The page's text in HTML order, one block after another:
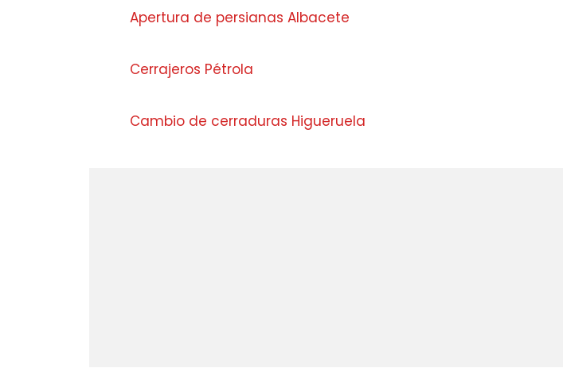
Apertura de persianas Albacete
Cerrajeros Pétrola
Cambio de cerraduras Higueruela